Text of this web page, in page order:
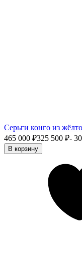
Серьги конго из
465 000 ₽325 500 ₽-
В корзину